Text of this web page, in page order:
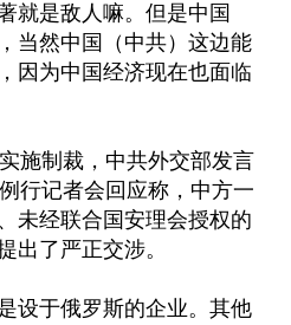
就是敌人嘛。但是中国
当然中国（中共）这边能
因为中国经济现在也面临
施制裁，中共外交部发言
行记者会回应称，中方一
未经联合国安理会授权的
出了严正交涉。
设于俄罗斯的企业。其他